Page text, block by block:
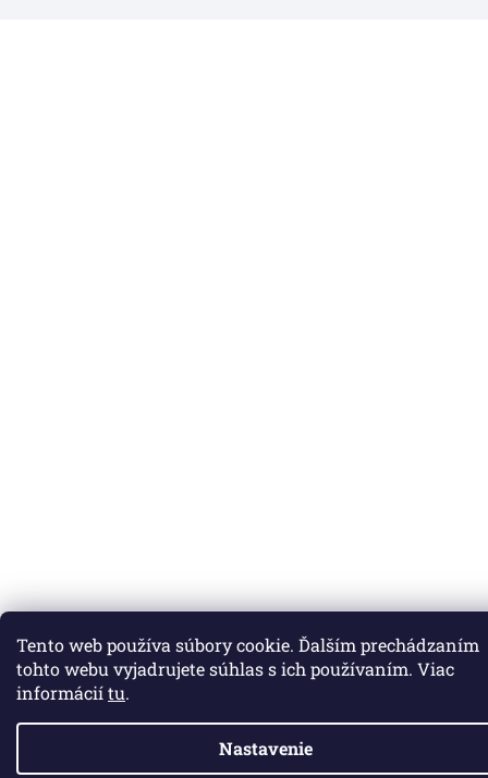
Tento web používa súbory cookie. Ďalším prechádzaním
tohto webu vyjadrujete súhlas s ich používaním. Viac
informáciítu.
Nastavenie